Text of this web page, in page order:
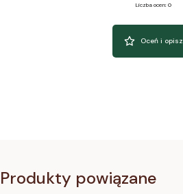
Liczba ocen: 0
Oceń i opisz
Produkty powiązane